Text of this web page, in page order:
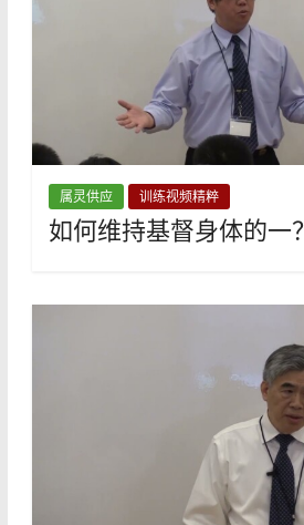
属灵供应 训练视频精粹
如何维持基督身体的一？